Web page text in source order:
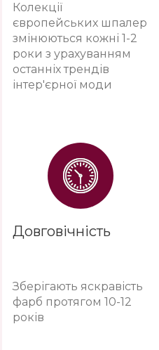
Колекції
європейських шпалер
змінюються кожні 1-2
роки з урахуванням
останніх трендів
інтер'єрної моди
Довговічність
Зберігають яскравість
фарб протягом 10-12
років